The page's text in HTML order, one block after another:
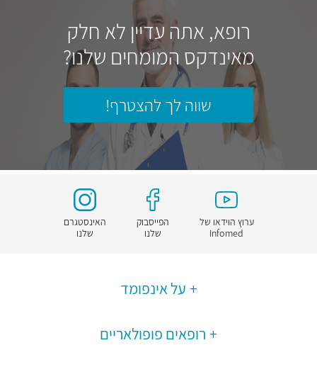
רופא, אתה עדיין לא חלק
מאינדקס המומחים שלנו?
שווה לך להצטרף!
ערוץ הוידאו של
Infomed
הפייסבוק
שלנו
האינסטגרם
שלנו
על אינפומד
רופאים פופולאריים